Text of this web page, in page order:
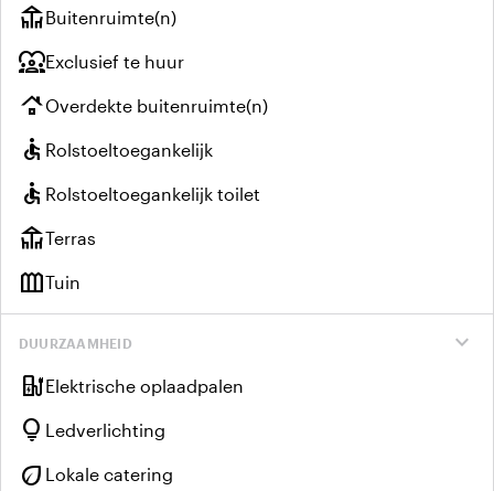
deckBuitenruimte(n)
diversity_1Exclusief te huur
roofingOverdekte buitenruimte(n)
accessible Rolstoeltoegankelijk
accessible Rolstoeltoegankelijk toilet
deckTerras
outdoor_gardenTuin
expand_more
DUURZAAMHEID
ev_chargerElektrische oplaadpalen
lightbulb Ledverlichting
eco Lokale catering